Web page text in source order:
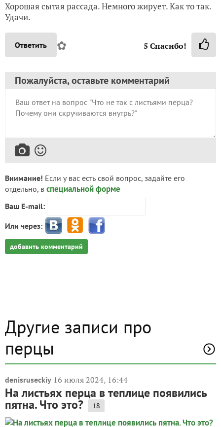
Хорошая сытая рассада. Немного жирует. Как то так.
Удачи.
Ответить ✿ 5 Спасибо!
Пожалуйста, оставьте комментарий
Внимание! Если у вас есть свой вопрос, задайте его
отдельно, в специальной форме
Ваш E-mail:
Или через:
добавить комментарий
Другие записи про
перцы
denisruseckiy 16 июля 2024, 16:44
На листьях перца в теплице появились
пятна. Что это? 18